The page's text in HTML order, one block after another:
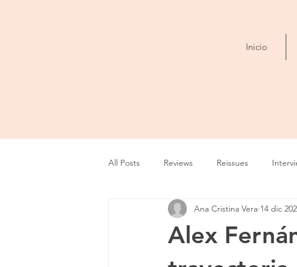
Inicio
All Posts Reviews Reissues
Entrevista Show Tour Cine
Alex
Ana Cristina Vera 14 dic